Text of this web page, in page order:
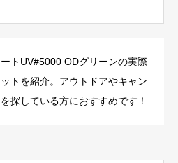
トUV#5000 ODグリーンの実際
トを紹介。アウトドアやキャン
探している方におすすめです！